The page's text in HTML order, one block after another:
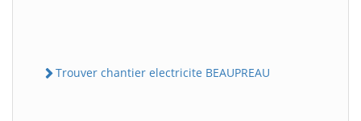
Trouver chantier electricite BEAUPREAU